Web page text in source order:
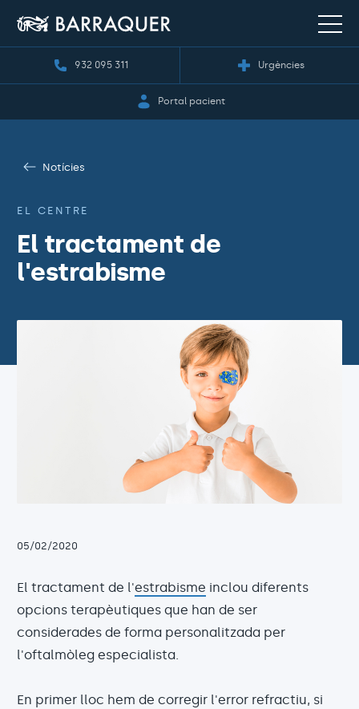
932 095 311 Urgències
Portal pacient
Notícies
EL CENTRE
El tractament de
l'estrabisme
05/02/2020
El tractament de l'estrabisme inclou diferents
opcions terapèutiques que han de ser
considerades de forma personalitzada per
l'oftalmòleg especialista.
En primer lloc hem de corregir l'error refractiu, si